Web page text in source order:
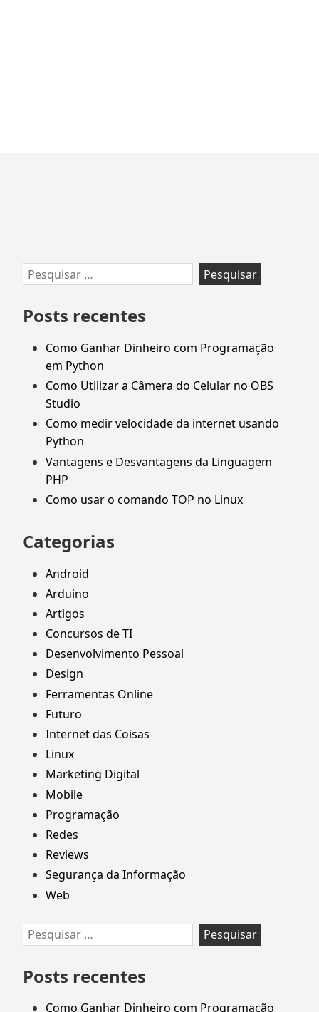
Pesquisar
por:
Posts recentes
Como Ganhar Dinheiro com Programação
em Python
Como Utilizar a Câmera do Celular no OBS
Studio
Como medir velocidade da internet usando
Python
Vantagens e Desvantagens da Linguagem
PHP
Como usar o comando TOP no Linux
Categorias
Android
Arduino
Artigos
Concursos de TI
Desenvolvimento Pessoal
Design
Ferramentas Online
Futuro
Internet das Coisas
Linux
Marketing Digital
Mobile
Programação
Redes
Reviews
Segurança da Informação
Web
Pesquisar
por:
Posts recentes
Como Ganhar Dinheiro com Programação